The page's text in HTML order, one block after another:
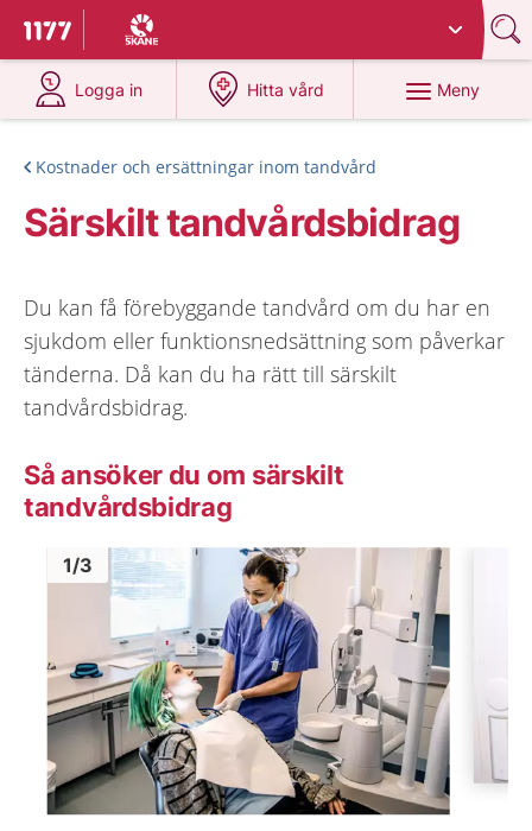
Till startsidan för 1177
Du har valt region
Logga in
på 1177.se
Hitta vård
på 1177.se
Meny
Kostnader och ersättningar inom tandvård
Särskilt tandvårdsbidrag
Du kan få förebyggande tandvård om du har en
sjukdom eller funktionsnedsättning som påverkar
tänderna. Då kan du ha rätt till särskilt
tandvårdsbidrag.
Så ansöker du om särskilt
tandvårdsbidrag
Bild 1
1/3
Visa
Visa föregående bild